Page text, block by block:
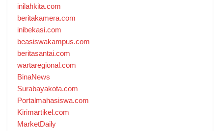
inilahkita.com
beritakamera.com
inibekasi.com
beasiswakampus.com
beritasantai.com
wartaregional.com
BinaNews
Surabayakota.com
Portalmahasiswa.com
Kirimartikel.com
MarketDaily